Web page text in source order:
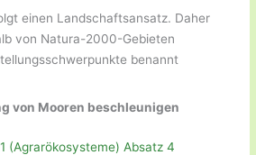
einen Landschaftsansatz. Daher
von Natura-2000-Gebieten
benannt
von Mooren beschleunigen
(Agrarökosysteme) Absatz 4